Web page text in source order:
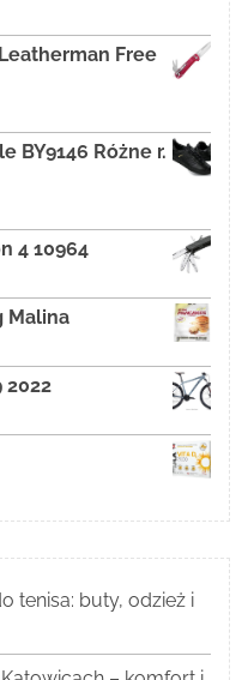
Free
BY9146 Różne r.
4 10964
Malina
2022
tenisa: buty, odzież i